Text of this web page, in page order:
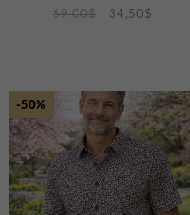
69,00$ 34,50 $
-50%